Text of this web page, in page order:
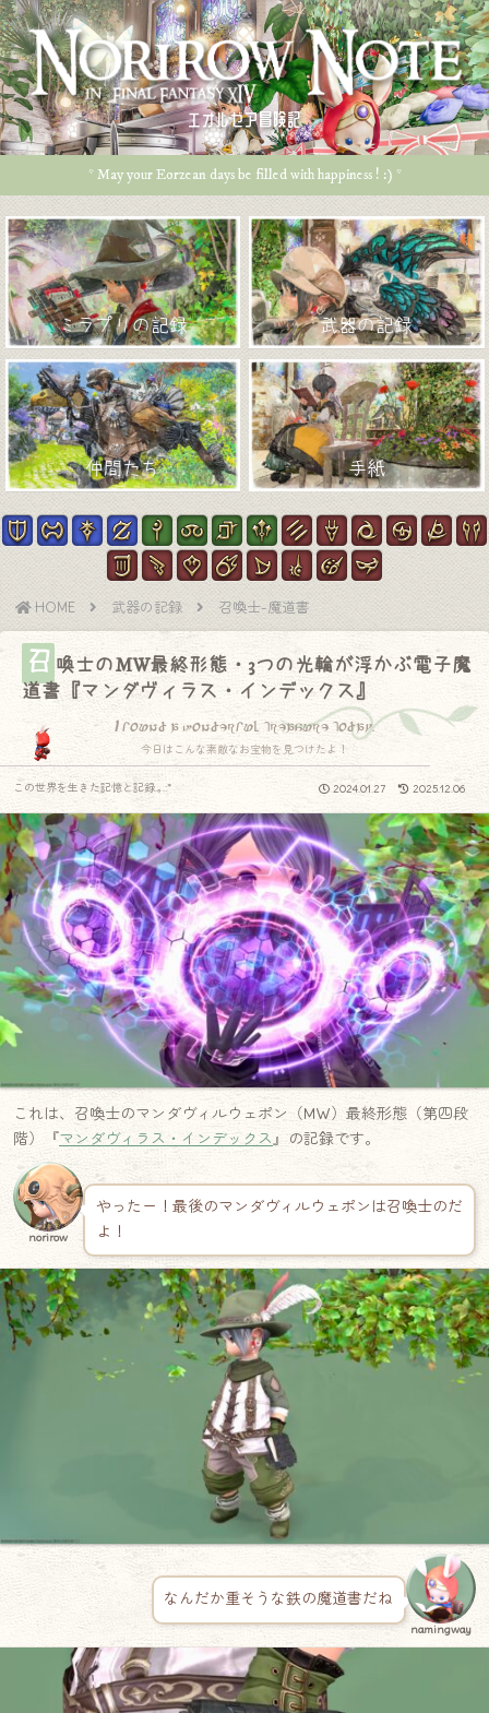
エオルゼア冒険記
* May your Eorzean days be filled with happiness ! :) *
ミラプリの記録 武器の記録
仲間たち 手紙
HOME 武器の記録 召喚士-魔道書
召 喚士のMW最終形態・3つの光輪が浮かぶ電子魔
道書『マンダヴィラス・インデックス』
I found a wonderful treasure today.
今日はこんな素敵なお宝物を見つけたよ！
2024.01.27 2025.12.06
この世界を生きた記憶と記録.｡.:*
これは、召喚士のマンダヴィルウェポン（MW）最終形態（第四段
階）『マンダヴィラス・インデックス』の記録です。
norirow
やったー！最後のマンダヴィルウェポンは召喚士のだ
よ！
なんだか重そうな鉄の魔道書だね
namingway